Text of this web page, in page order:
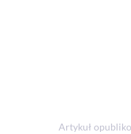
Artykuł